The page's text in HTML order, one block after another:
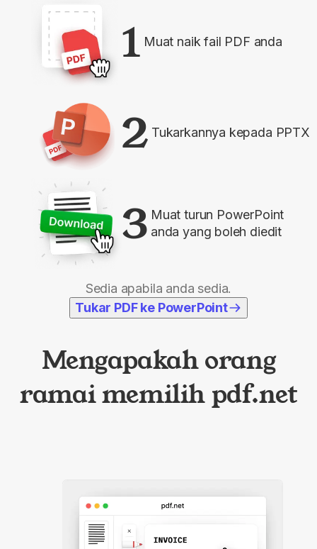
1 Muat naik fail PDF anda
2 Tukarkannya kepada PPTX
3 Muat turun PowerPoint
anda yang boleh diedit
Sedia apabila anda sedia.
Tukar PDF ke PowerPoint
Mengapakah orang
ramai memilih pdf.net